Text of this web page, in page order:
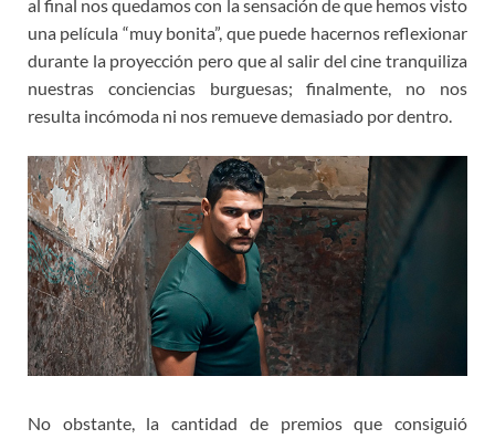
al final nos quedamos con la sensación de que hemos visto
una película “muy bonita”, que puede hacernos reflexionar
durante la proyección pero que al salir del cine tranquiliza
nuestras conciencias burguesas; finalmente, no nos
resulta incómoda ni nos remueve demasiado por dentro.
No obstante, la cantidad de premios que consiguió